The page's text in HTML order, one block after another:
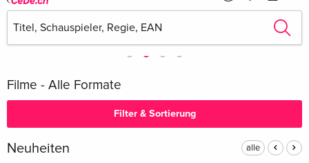
Filme - Alle Formate
Filter & Sortierung
Neuheiten alle